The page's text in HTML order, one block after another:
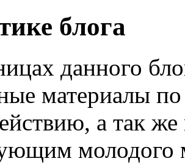
блога
данного
материалы
а так
молодого